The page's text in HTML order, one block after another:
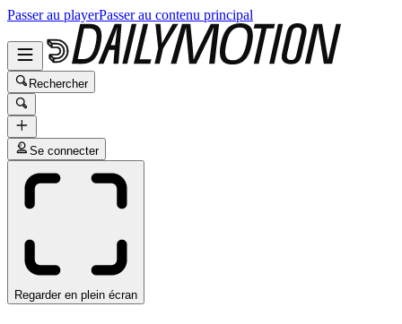
Passer au playerPasser au contenu principal
Rechercher
Se connecter
Regarder en plein écran